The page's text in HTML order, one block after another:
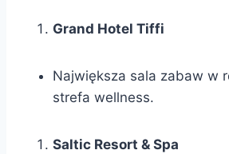
Grand Hotel Tiffi
Największa sala zabaw w
strefa wellness.
Saltic Resort & Spa